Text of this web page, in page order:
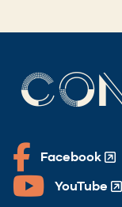
Facebook
(Opens
in
YouTube
(Opens